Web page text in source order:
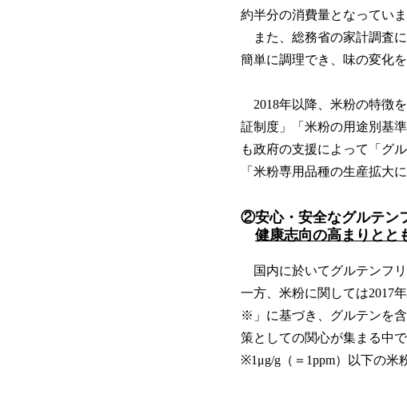
約半分の消費量となっていま
また、総務省の家計調査に
簡単に調理でき、味の変化
2018年以降、米粉の特徴
証制度」「米粉の用途別基
も政府の支援によって「グ
「米粉専用品種の生産拡大
②安心・安全なグルテン
健康志向の高まりとと
国内に於いてグルテンフリ
一方、米粉に関しては2017
※」に基づき、グルテンを
策としての関心が集まる中
※1μg/g（＝1ppm）以下の米